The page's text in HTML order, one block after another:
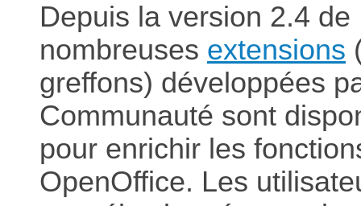
Depuis la version 2.4 de
nombreuses extensions
greffons) développées
Communauté sont
pour enrichir les
OpenOffice. Les